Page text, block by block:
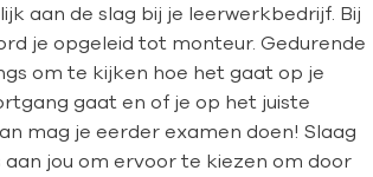
aan de slag bij je leerwerkbedrijf. Bij
je opgeleid tot monteur. Gedurende
om te kijken hoe het gaat op je
gaat en of je op het juiste
mag je eerder examen doen! Slaag
aan jou om ervoor te kiezen om door